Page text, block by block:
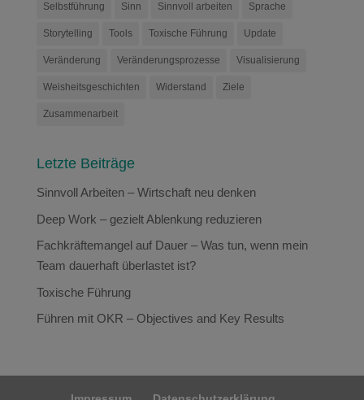
Selbstführung Sinn Sinnvoll arbeiten Sprache
Storytelling Tools Toxische Führung Update
Veränderung Veränderungsprozesse Visualisierung
Weisheitsgeschichten Widerstand Ziele
Zusammenarbeit
Letzte Beiträge
Sinnvoll Arbeiten – Wirtschaft neu denken
Deep Work – gezielt Ablenkung reduzieren
Fachkräftemangel auf Dauer – Was tun, wenn mein
Team dauerhaft überlastet ist?
Toxische Führung
Führen mit OKR – Objectives and Key Results